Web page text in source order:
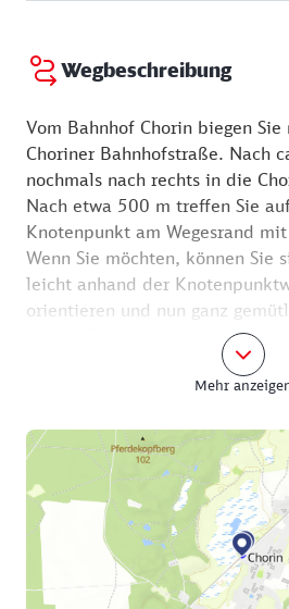
Wegbeschreibung
Vom Bahnhof Chorin biegen
Choriner Bahnhofstraße. Nach
nochmals nach rechts in die
Nach etwa 500 m treffen Sie
Knotenpunkt am Wegesrand
Wenn Sie möchten, können Sie
leicht anhand der
orientieren und nun ganz
radeln. Die Knotenpunkte
haben die Nummern 82 – 10 –
94 – 91 – 89 – 86 – 88 – 83 –
Um zum Knotenpunkt 10 in
gelangen, biegen Sie zunächst
Golzower Weg ein und fahren
waldreiche Natur ca. 15 km
Am Knotenpunkt 10 biegen
Wiesenweg, der nahe dem
Joachimsthal führt. Wo die
Mehr